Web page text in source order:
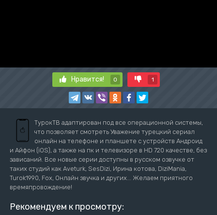
Нравится! 0 1
ТурокТВ адаптирован под все операционной системы,
что позволяет смотреть Уважение турецкий сериал
онлайн на телефоне и планшете с устройств Андроид
и Айфон (iOS), а также на пк и телевизоре в HD 720 качестве, без
зависаний. Все новые серии доступны в русском озвучке от
таких студий как Aveturk, SesDizi, Ирина котова, DiziMania,
Turok1990, Fox, Онлайн звучка и других... Желаем приятного
времяпровождение!
Рекомендуем к просмотру: